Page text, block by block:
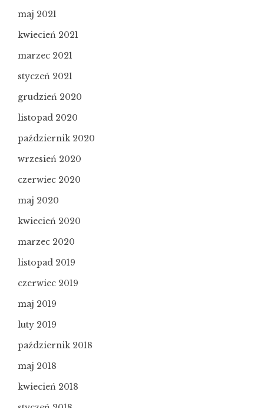
maj 2021
kwiecień 2021
marzec 2021
styczeń 2021
grudzień 2020
listopad 2020
październik 2020
wrzesień 2020
czerwiec 2020
maj 2020
kwiecień 2020
marzec 2020
listopad 2019
czerwiec 2019
maj 2019
luty 2019
październik 2018
maj 2018
kwiecień 2018